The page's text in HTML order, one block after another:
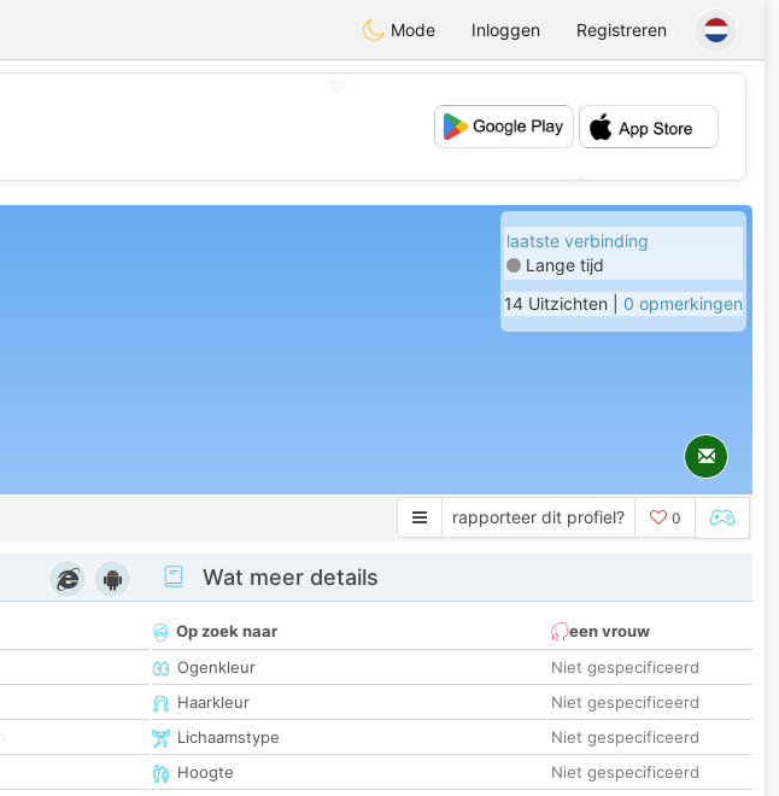
Mode Inloggen Registreren
laatste verbinding
Lange tijd
14 Uitzichten | 0 opmerkingen
rapporteer dit profiel? 0
Wat meer details
Op zoek naar
een vrouw
Ogenkleur
Niet gespecificeerd
Haarkleur
Niet gespecificeerd
Lichaamstype
Niet gespecificeerd
Hoogte
Niet gespecificeerd